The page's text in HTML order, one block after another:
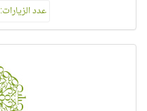
عدد الزيارات: